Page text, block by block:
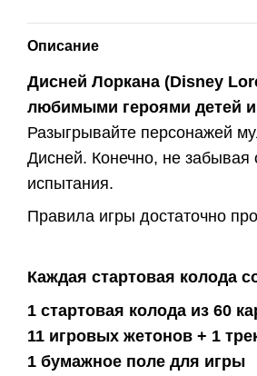
Описание
Дисней Лоркана (Disney
любимыми героями детей
Разыгрывайте персонажей
Дисней. Конечно, не
испытания.
Правила игры достаточно
Каждая стартовая колода
1 стартовая колода из 60
11 игровых жетонов + 1
1 бумажное поле для игры